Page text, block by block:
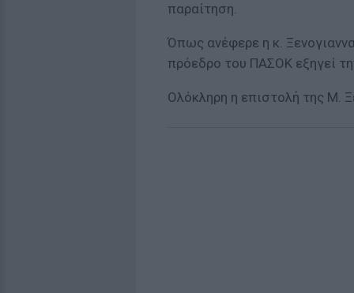
παραίτηση.
Όπως ανέφερε η κ.
πρόεδρο του ΠΑΣΟΚ εξηγεί
Ολόκληρη η επιστολή της Μ.